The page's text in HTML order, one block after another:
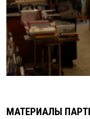
МАТЕРИАЛЫ